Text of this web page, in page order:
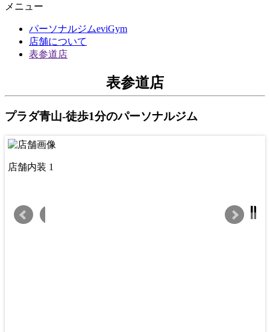
メニュー
パーソナルジムeviGym
店舗について
表参道店
表参道店
プラダ青山-徒歩1分のパーソナルジム
店舗内装 2